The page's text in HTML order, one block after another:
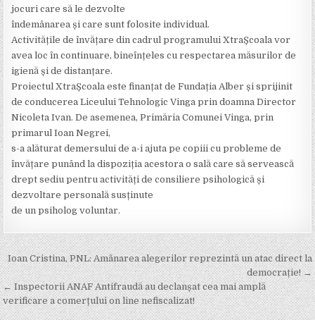
jocuri care să le dezvolte
îndemânarea și care sunt folosite individual.
Activitățile de învățare din cadrul programului XtraȘcoala vor
avea loc în continuare, bineînțeles cu respectarea măsurilor de
igienă și de distanțare.
Proiectul XtraȘcoala este finanțat de Fundația Alber și sprijinit
de conducerea Liceului Tehnologic Vinga prin doamna Director
Nicoleta Ivan. De asemenea, Primăria Comunei Vinga, prin
primarul Ioan Negrei,
s-a alăturat demersului de a-i ajuta pe copiii cu probleme de
învățare punând la dispoziția acestora o sală care să servească
drept sediu pentru activități de consiliere psihologică și
dezvoltare personală susținute
de un psiholog voluntar.
Post
navigation
Ioan Cristina, PNL: Amânarea alegerilor reprezintă un atac direct la
democrație! →
← Inspectorii ANAF Antifraudă au declanșat cea mai amplă
verificare a comerțului on line nefiscalizat!